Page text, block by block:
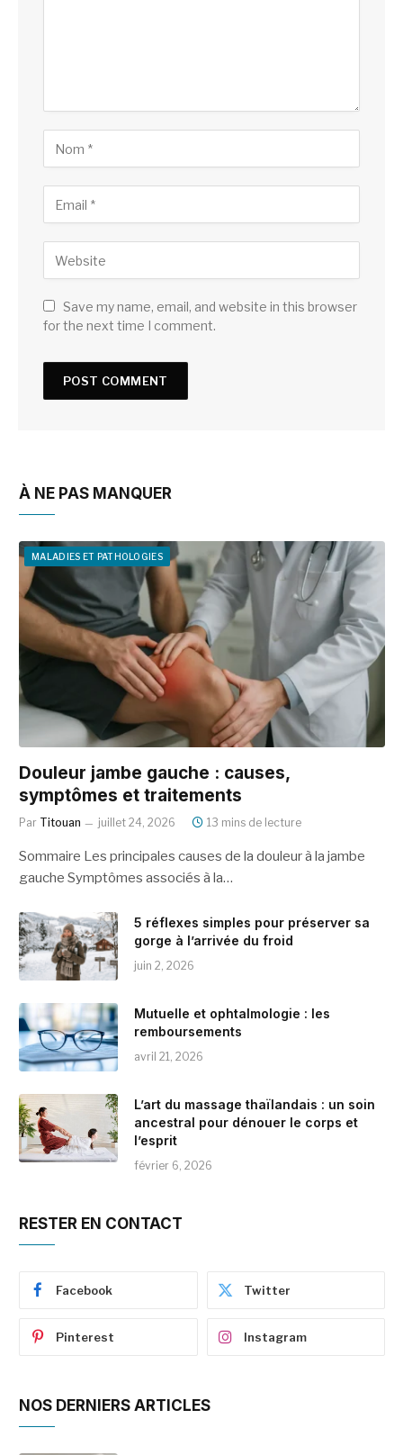
Save my name, email, and website in this browser
for the next time I comment.
À NE PAS MANQUER
MALADIES ET PATHOLOGIES
Douleur jambe gauche : causes,
symptômes et traitements
Par Titouan juillet 24, 2026 13 mins de lecture
Sommaire Les principales causes de la douleur à la jambe
gauche Symptômes associés à la…
5 réflexes simples pour préserver sa
gorge à l’arrivée du froid
juin 2, 2026
Mutuelle et ophtalmologie : les
remboursements
avril 21, 2026
L’art du massage thaïlandais : un soin
ancestral pour dénouer le corps et
l’esprit
février 6, 2026
RESTER EN CONTACT
Facebook Twitter
Pinterest Instagram
NOS DERNIERS ARTICLES